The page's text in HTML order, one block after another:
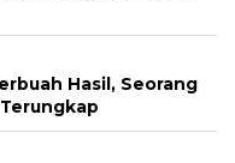
Hasil, Seorang